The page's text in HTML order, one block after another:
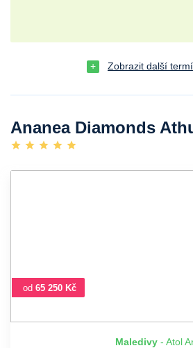
Zobrazit další
Ananea Diamonds
od 65 250 Kč
Maledivy- Atol